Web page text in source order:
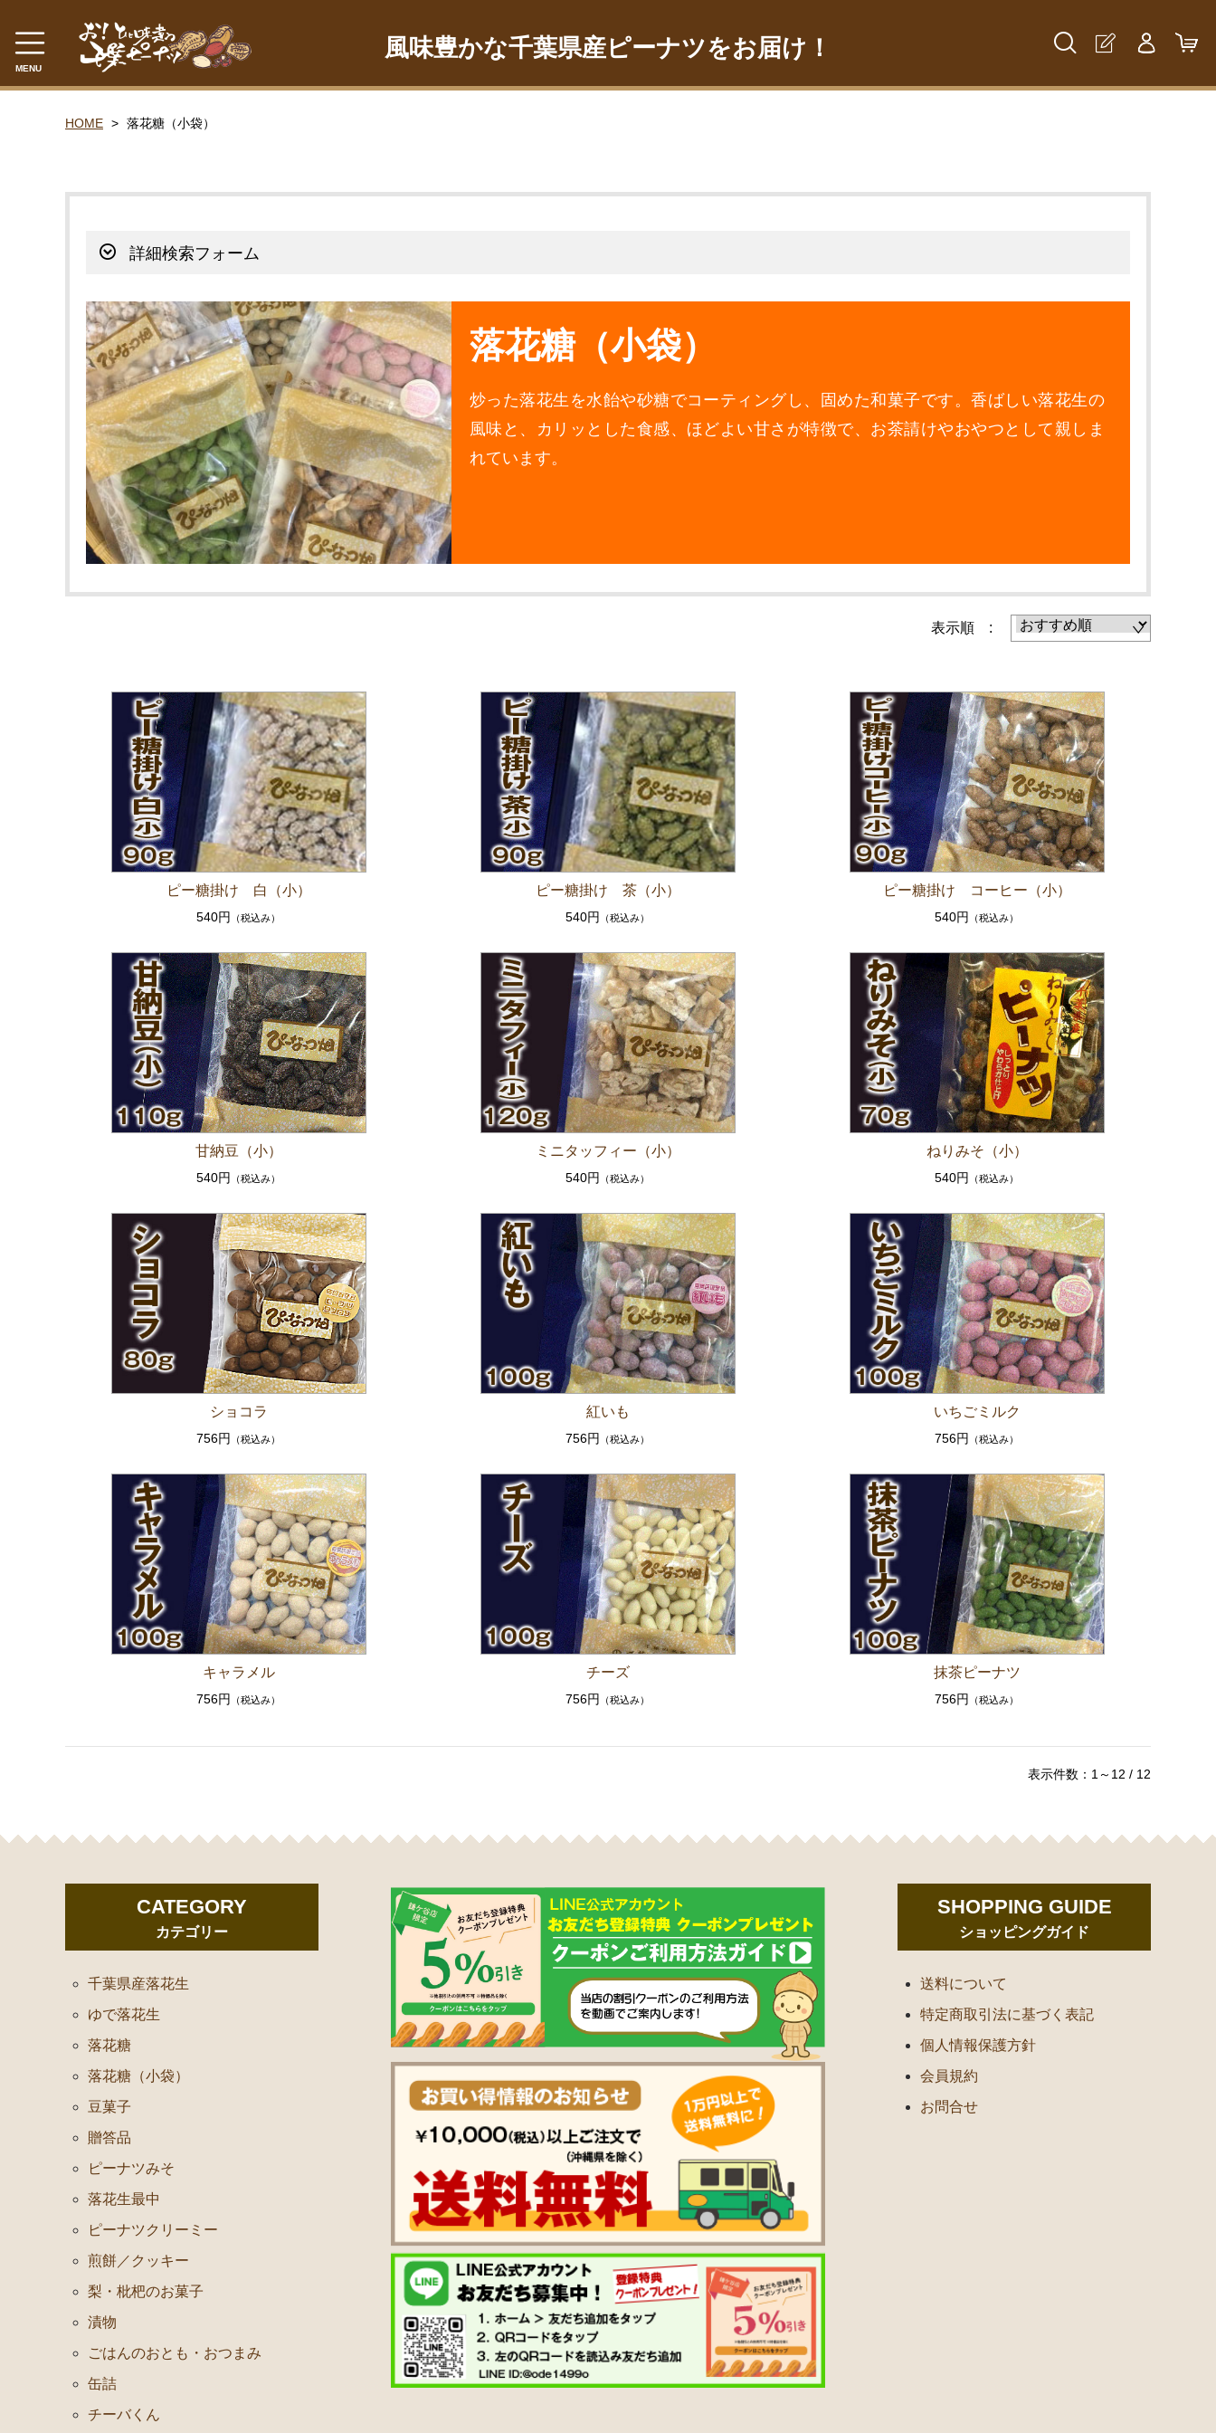
MENU
風味豊かな千葉県産ピーナツをお届け！
ゆで落花生
ピーナツみそ
ピーナツクリーミー
煎餅／クッキー
梨・枇杷のお菓子
ネコポス対応商品
贈答用紙袋・ビニール袋
HOME 落花糖（小袋）
詳細検索フォーム
落花糖（小袋）
炒った落花生を水飴や砂糖でコーティングし、固めた和菓子です。香ばしい落花生の
風味と、カリッとした食感、ほどよい甘さが特徴で、お茶請けやおやつとして親しま
れています。
表示順 :
ピー糖掛け 白（小）
540円 （税込み）
ピー糖掛け 茶（小）
540円 （税込み）
ピー糖掛け コーヒー（小）
540円 （税込み）
甘納豆（小）
540円 （税込み）
ミニタッフィー（小）
540円 （税込み）
ねりみそ（小）
540円 （税込み）
ショコラ
756円 （税込み）
紅いも
756円 （税込み）
いちごミルク
756円 （税込み）
キャラメル
756円 （税込み）
チーズ
756円 （税込み）
抹茶ピーナツ
756円 （税込み）
表示件数：1～12 / 12
CATEGORY
カテゴリー
千葉県産落花生
ゆで落花生
落花糖
落花糖（小袋）
豆菓子
贈答品
ピーナツみそ
落花生最中
ピーナツクリーミー
煎餅／クッキー
梨・枇杷のお菓子
漬物
ごはんのおとも・おつまみ
缶詰
チーバくん
SHOPPING GUIDE
ショッピングガイド
送料について
特定商取引法に基づく表記
個人情報保護方針
会員規約
お問合せ